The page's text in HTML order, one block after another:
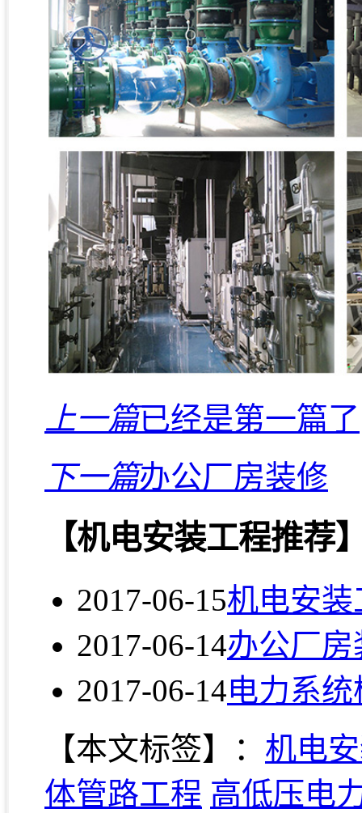
上一篇已经是第一篇了
下一篇办公厂房装修
【机电安装工程推荐
2017-06-15机电安装
2017-06-14办公厂房
2017-06-14电力系
【本文标签】： 机电
体管路工程 高低压电